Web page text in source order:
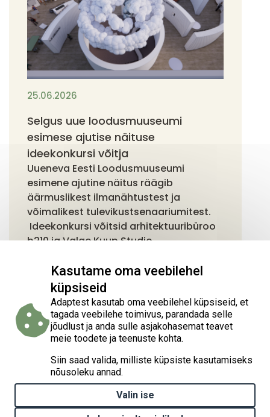
25.06.2026
Selgus uue loodusmuuseumi
esimese ajutise näituse
ideekonkursi võitja
Uueneva Eesti Loodusmuuseumi
esimene ajutine näitus räägib
äärmuslikest ilmanähtustest ja
võimalikest tulevikustsenaariumitest.
Ideekonkursi võitsid arhitektuuribüroo
b210 ja Valge Kuup Studio.
Kodulehe loomist on rahastatud projektist „Kliimamuutustega
kohanemise tegevuste elluviimine Eestis“ (Implementation of
national climate change adaptation activities in Estonia, LIFE21-
IPC-EE-LIFE-SIP AdaptEst/101069566), mida rahastavad Euroopa
Liidu liikmesriikide keskkonnaprojektide kaasrahastamise
Kasutame oma veebilehel
küpsiseid
Adaptest kasutab oma veebilehel küpsiseid, et
tagada veebilehe toimivus, parandada selle
jõudlust ja anda sulle asjakohasemat teavet
meie toodete ja teenuste kohta.
Siin saad valida, milliste küpsiste kasutamiseks
nõusoleku annad.
Valin ise